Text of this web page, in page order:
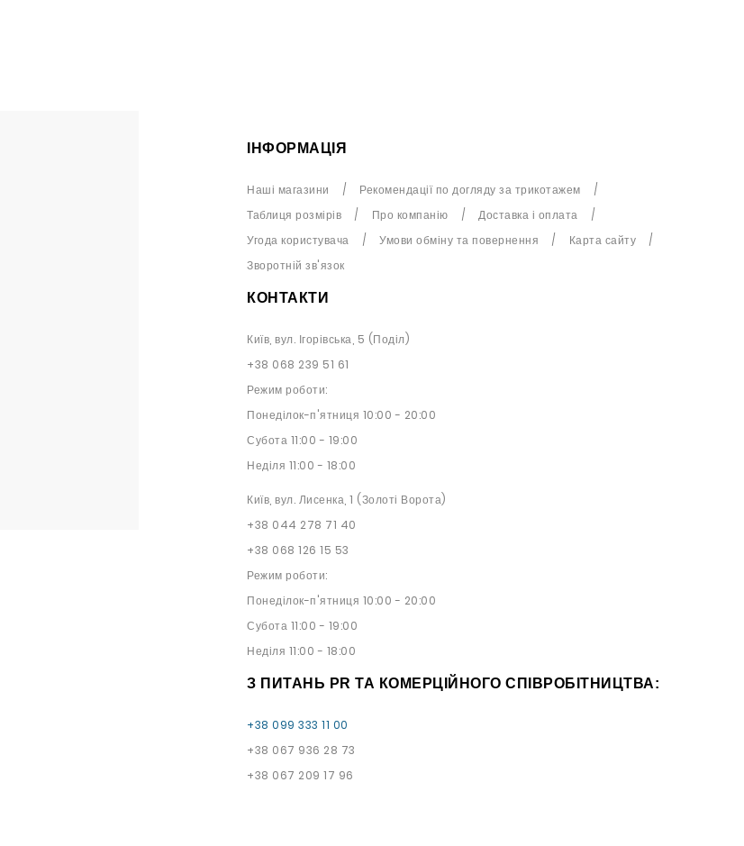
ІНФОРМАЦІЯ
Наші магазини
Рекомендації по догляду за трикотажем
Таблиця розмірів
Про компанію
Доставка і оплата
Угода користувача
Умови обміну та повернення
Карта сайту
Зворотній зв'язок
КОНТАКТИ
Київ, вул. Ігорівська, 5 (Поділ)
+38 068 239 51 61
Режим роботи:
Понеділок-п'ятниця 10:00 - 20:00
Субота 11:00 - 19:00
Неділя 11:00 - 18:00
Київ, вул. Лисенка, 1 (Золоті Ворота)
+38 044 278 71 40
+38 068 126 15 53
Режим роботи:
Понеділок-п'ятниця 10:00 - 20:00
Субота 11:00 - 19:00
Неділя 11:00 - 18:00
З ПИТАНЬ PR ТА КОМЕРЦІЙНОГО СПІВРОБІТНИЦТВА:
+38 099 333 11 00
+38 067 936 28 73
+38 067 209 17 96